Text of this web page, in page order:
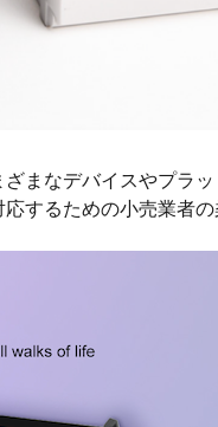
まなデバイスやプラ
するための小売業者の